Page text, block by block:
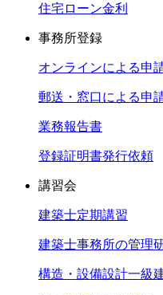
住宅ローン金利
事務所登録
オンラインによる申
郵送・窓口による申
業務報告書
登録証明書発行依頼
講習会
建築士定期講習
建築士事務所の管理
構造・設備設計一級